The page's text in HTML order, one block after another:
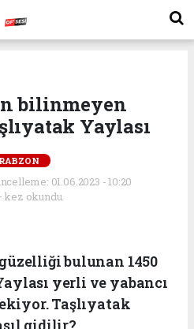
bilinmeyen
Yaylası
01.06.2023 - 10:20
kez okundu.
bulunan 1450
yerli ve yabancı
Taşlıyatak
gidilir?